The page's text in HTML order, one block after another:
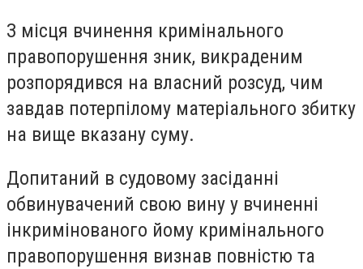
З місця вчинення кримінального
правопорушення зник, викраденим
розпорядився на власний розсуд, чим
завдав потерпілому матеріального збитку
на вище вказану суму.
Допитаний в судовому засіданні
обвинувачений свою вину у вчиненні
інкримінованого йому кримінального
правопорушення визнав повністю та